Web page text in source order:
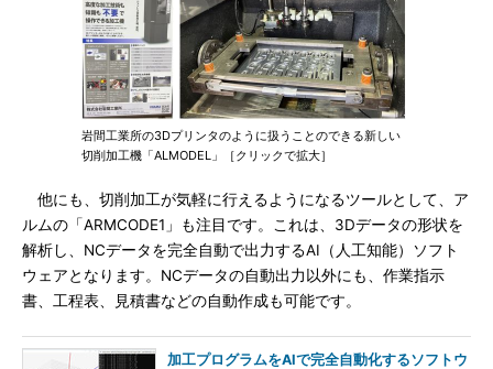
岩間工業所の3Dプリンタのように扱うことのできる新しい
切削加工機「ALMODEL」［クリックで拡大］
他にも、切削加工が気軽に行えるようになるツールとして、ア
ルムの「ARMCODE1」も注目です。これは、3Dデータの形状を
解析し、NCデータを完全自動で出力するAI（人工知能）ソフト
ウェアとなります。NCデータの自動出力以外にも、作業指示
書、工程表、見積書などの自動作成も可能です。
加工プログラムをAIで完全自動化するソフトウ